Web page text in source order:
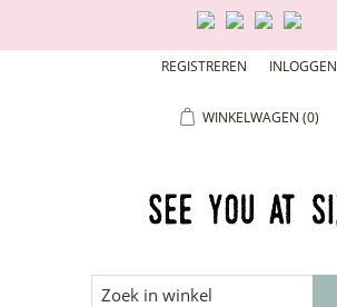
REGISTREREN INLOGGEN
WINKELWAGEN (0)